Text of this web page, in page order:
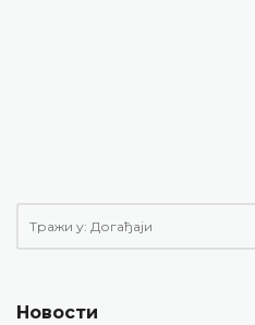
Новости